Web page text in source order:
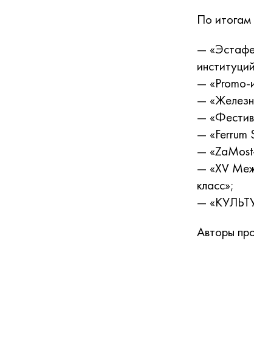
По
—
— «Promo-
—
—
— «Ferrum
—
— «ХV
класс»;
—
Авторы